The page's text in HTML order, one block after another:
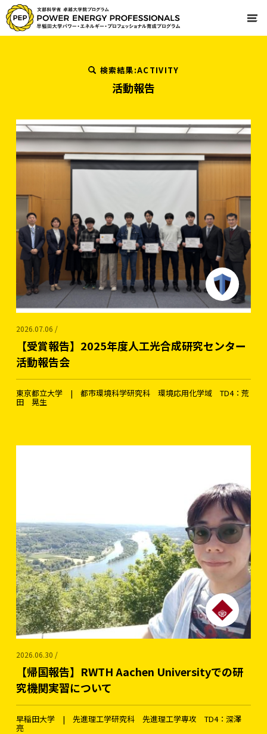
検索結果:ACTIVITY
活動報告
2026.07.06 /
【受賞報告】2025年度人工光合成研究センター
活動報告会
東京都立大学 | 都市環境科学研究科 環境応用化学域 TD4：荒
田 晃生
2026.06.30 /
【帰国報告】RWTH Aachen Universityでの研
究機関実習について
早稲田大学 | 先進理工学研究科 先進理工学専攻 TD4：深澤
亮